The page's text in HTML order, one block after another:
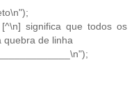
significa que todos os
quebra de linha